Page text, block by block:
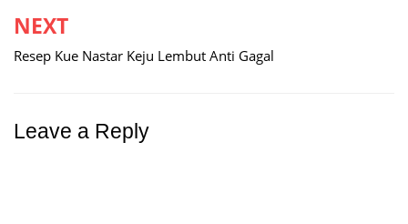
NEXT
Resep Kue Nastar Keju Lembut Anti Gagal
Leave a Reply